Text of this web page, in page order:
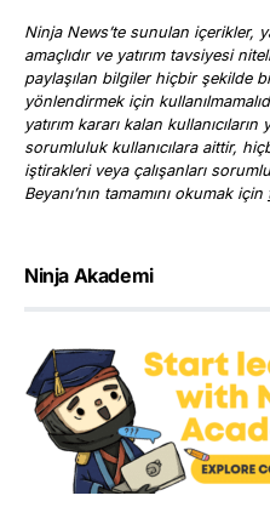
Ninja News’te sunulan içerikler,
amaçlıdır ve yatırım tavsiyesi
paylaşılan bilgiler hiçbir şekilde
yönlendirmek için
yatırım kararı kalan
sorumluluk kullanıcılara aittir,
iştirakleri veya çalışanları
Beyanı’nın tamamını okumak için
Ninja Akademi